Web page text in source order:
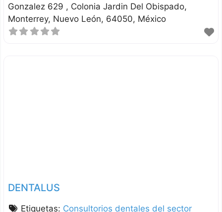
Gonzalez 629 , Colonia Jardin Del Obispado
Monterrey Nuevo León 64050 México
DENTALUS
Etiquetas: Consultorios dentales del sector